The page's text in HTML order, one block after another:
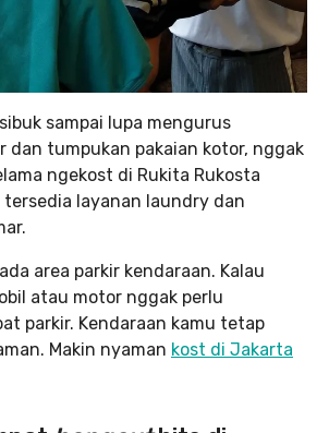
sampai lupa mengurus
dan tumpukan pakaian kotor, nggak
ngekost di Rukita Rukosta
tersedia layanan laundry dan
area parkir kendaraan. Kalau
atau motor nggak perlu
parkir. Kendaraan kamu tetap
Makin nyaman kost di Jakarta